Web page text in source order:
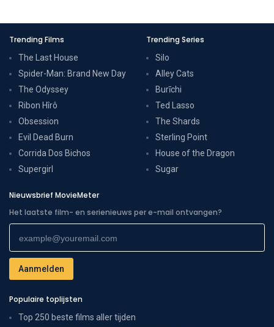
Trending Films
The Last House
Spider-Man: Brand New Day
The Odyssey
Ribon Hîrô
Obsession
Evil Dead Burn
Corrida Dos Bichos
Supergirl
Trending Series
Silo
Alley Cats
Burīchi
Ted Lasso
The Shards
Sterling Point
House of the Dragon
Sugar
Nieuwsbrief MovieMeter
Het laatste film- en serienieuws per e-mail ontvangen?
Populaire toplijsten
Top 250 beste films aller tijden